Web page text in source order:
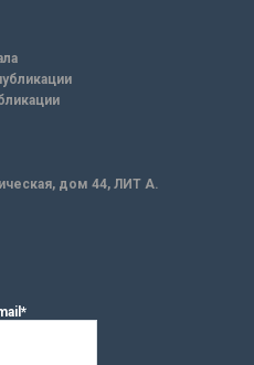
дом 44, ЛИТ А.